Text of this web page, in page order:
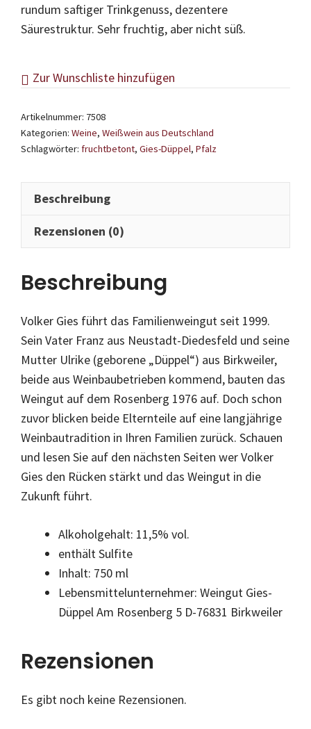
rundum saftiger Trinkgenuss, dezentere
Säurestruktur. Sehr fruchtig, aber nicht süß.
Zur Wunschliste hinzufügen
Artikelnummer: 7508
Kategorien: Weine, Weißwein aus Deutschland
Schlagwörter: fruchtbetont, Gies-Düppel, Pfalz
Beschreibung
Rezensionen (0)
Beschreibung
Volker Gies führt das Familienweingut seit 1999.
Sein Vater Franz aus Neustadt-Diedesfeld und seine
Mutter Ulrike (geborene „Düppel“) aus Birkweiler,
beide aus Weinbaubetrieben kommend, bauten das
Weingut auf dem Rosenberg 1976 auf. Doch schon
zuvor blicken beide Elternteile auf eine langjährige
Weinbautradition in Ihren Familien zurück. Schauen
und lesen Sie auf den nächsten Seiten wer Volker
Gies den Rücken stärkt und das Weingut in die
Zukunft führt.
Alkoholgehalt: 11,5% vol.
enthält Sulfite
Inhalt: 750 ml
Lebensmittelunternehmer: Weingut Gies-
Düppel Am Rosenberg 5 D-76831 Birkweiler
Rezensionen
Es gibt noch keine Rezensionen.